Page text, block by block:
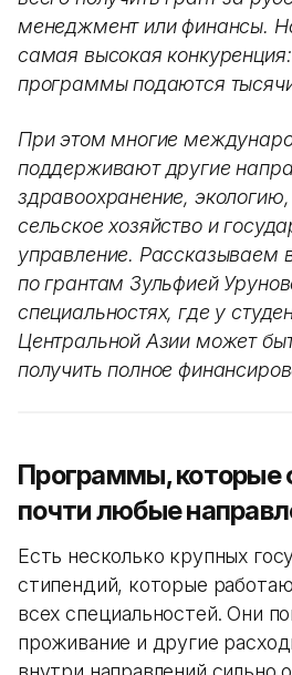
менеджмент или финансы.
самая высокая
программы подаются
При этом многие
поддерживают другие
здравоохранение,
сельское хозяйство и
управление. Рассказываем
по грантам Зульфией
специальностях, где у
Центральной Азии может
получить полное
Программы, которые
почти любые
Есть несколько крупных
стипендий, которые
всех специальностей. Они
проживание и другие